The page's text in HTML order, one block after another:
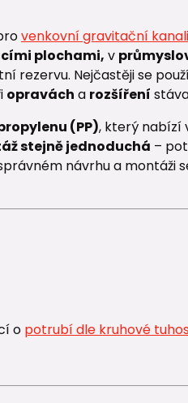
venkovní gravitační
plochami, v
rezervu. Nejčastěji se
opravách a rozšíření
(PP), který nabízí
stejně jednoduchá –
návrhu a montáži
o potrubí dle kruhové